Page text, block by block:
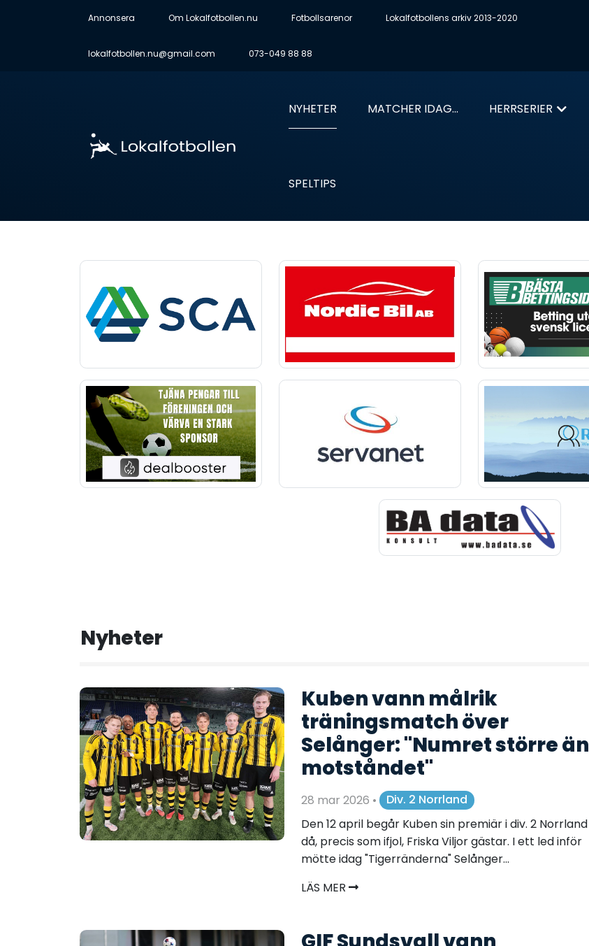
Annonsera Om Lokalfotbollen.nu Fotbollsarenor Lokalfotbollens arkiv 2013-2020
lokalfotbollen.nu@gmail.com 073-049 88 88
NYHETER MATCHER IDAG... HERRSERIER
SPELTIPS
Nyheter
Kuben vann målrik
träningsmatch över
Selånger: "Numret större än
motståndet"
28 mar 2026 •
Div. 2 Norrland
Den 12 april begår Kuben sin premiär i div. 2 Norrland
då, precis som ifjol, Friska Viljor gästar. I ett led inför
mötte idag "Tigerränderna" Selånger...
LÄS MER